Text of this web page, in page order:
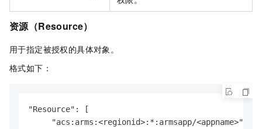
资源（Resource）
用于指定被授权的具体对象。
格式如下：
"Resource": [
     "acs:arms:<regionid>:*:armsapp/<appname>"